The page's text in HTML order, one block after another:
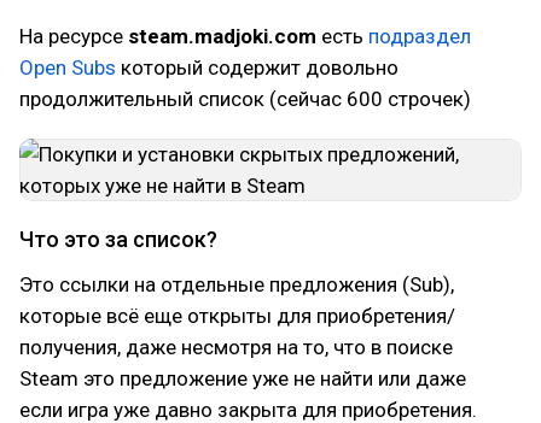
На ресурсе steam.madjoki.com есть подраздел
Open Subs который содержит довольно
продолжительный список (сейчас 600 строчек)
Что это за список?
Это ссылки на отдельные предложения (Sub),
которые всё еще открыты для приобретения/
получения, даже несмотря на то, что в поиске
Steam это предложение уже не найти или даже
если игра уже давно закрыта для приобретения.